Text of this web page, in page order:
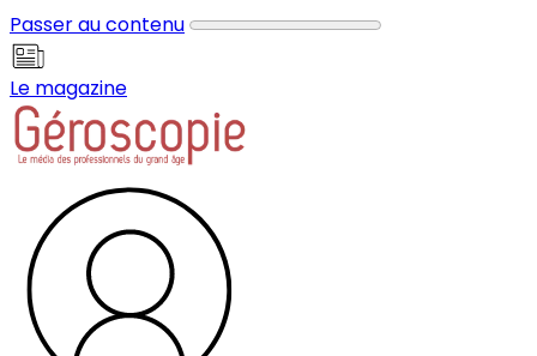
Passer au contenu
Le magazine
Panneau de gestion des cookies